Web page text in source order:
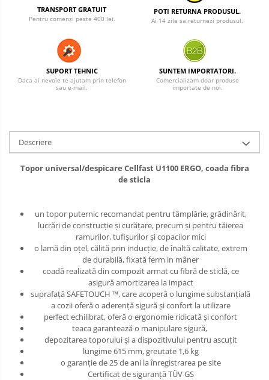
TRANSPORT GRATUIT
Pentru comenzi peste 400 lei.
POTI RETURNA PRODUSUL.
Ai 14 zile sa returnezi produsul.
SUPORT TEHNIC
Daca ai nevoie te ajutam prin telefon
sau e-mail.
SUNTEM IMPORTATORI.
Comercializam doar produse
importate de noi.
Descriere
Topor universal/despicare Cellfast U1100 ERGO, coada fibra
de sticla
un topor puternic recomandat pentru tâmplărie, grădinărit,
lucrări de construcție și curățare, precum și pentru tăierea
ramurilor, tufișurilor și copacilor mici
o lamă din oțel, călită prin inducție, de înaltă calitate, extrem
de durabilă, fixată ferm in mâner
coadă realizată din compozit armat cu fibră de sticlă, ce
asigură amortizarea la impact
suprafață SAFETOUCH ™, care acoperă o lungime substanțială
a cozii oferă o aderență sigură și confort la utilizare
perfect echilibrat, oferă o ergonomie ridicată și confort
teaca garantează o manipulare sigură,
depozitarea toporului și a dispozitivului pentru ascuțit
lungime 615 mm, greutate 1,6 kg
o garanție de 25 de ani la înregistrarea pe site
Certificat de siguranță TÜV GS